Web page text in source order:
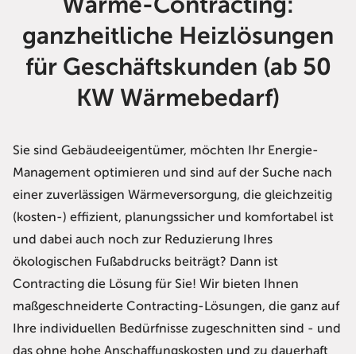
ganzheitliche Heizlösungen
für Geschäftskunden (ab 50
KW Wärmebedarf)
Sie sind Gebäudeeigentümer, möchten Ihr Energie-
Management optimieren und sind auf der Suche nach
einer zuverlässigen Wärmeversorgung, die gleichzeitig
(kosten-) effizient, planungssicher und komfortabel ist
und dabei auch noch zur Reduzierung Ihres
ökologischen Fußabdrucks beiträgt? Dann ist
Contracting die Lösung für Sie! Wir bieten Ihnen
maßgeschneiderte Contracting-Lösungen, die ganz auf
Ihre individuellen Bedürfnisse zugeschnitten sind - und
das ohne hohe Anschaffungskosten und zu dauerhaft